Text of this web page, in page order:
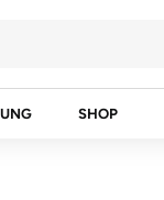
SHOP